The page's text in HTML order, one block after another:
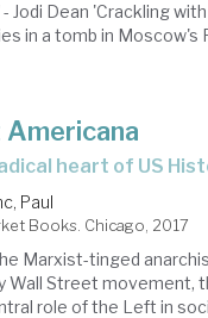
Jodi Dean 'Crackling
in a tomb in Moscow's
heart of US
Paul
Books. Chicago, 2017
Marxist-tinged
Wall Street movement,
role of the Left in